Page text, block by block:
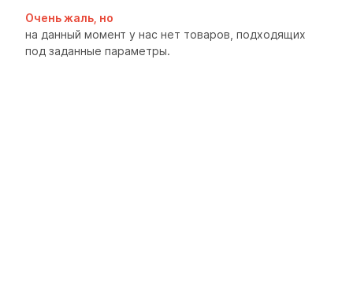
Очень жаль, но
на данный момент у нас нет товаров, подходящих
под заданные параметры.